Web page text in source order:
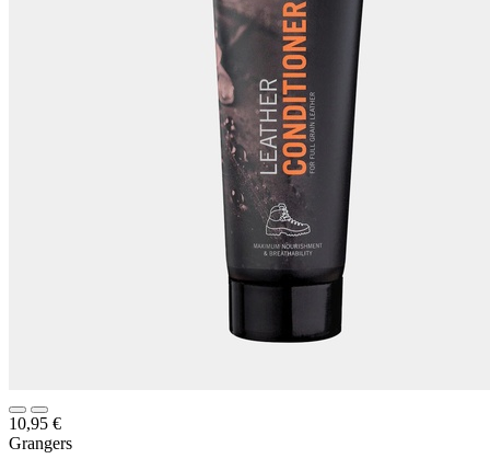
10,95 €
Grangers